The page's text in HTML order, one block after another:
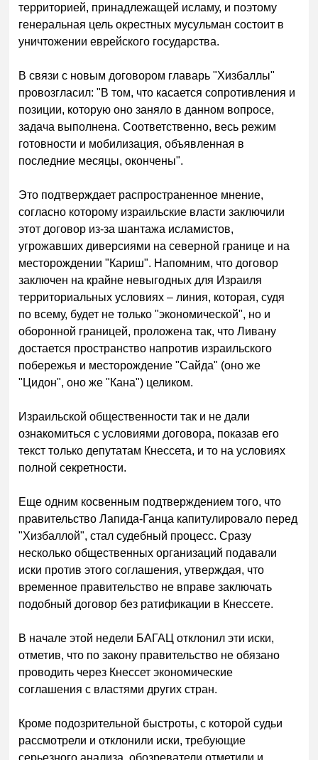
территорией, принадлежащей исламу, и поэтому
генеральная цель окрестных мусульман состоит в
уничтожении еврейского государства.
В связи с новым договором главарь "Хизбаллы"
провозгласил: "В том, что касается сопротивления и
позиции, которую оно заняло в данном вопросе,
задача выполнена. Соответственно, весь режим
готовности и мобилизация, объявленная в
последние месяцы, окончены".
Это подтверждает распространенное мнение,
согласно которому израильские власти заключили
этот договор из-за шантажа исламистов,
угрожавших диверсиями на северной границе и на
месторождении "Кариш". Напомним, что договор
заключен на крайне невыгодных для Израиля
территориальных условиях – линия, которая, судя
по всему, будет не только "экономической", но и
оборонной границей, проложена так, что Ливану
достается пространство напротив израильского
побережья и месторождение "Сайда" (оно же
"Цидон", оно же "Кана") целиком.
Израильской общественности так и не дали
ознакомиться с условиями договора, показав его
текст только депутатам Кнессета, и то на условиях
полной секретности.
Еще одним косвенным подтверждением того, что
правительство Лапида-Ганца капитулировало перед
"Хизбаллой", стал судебный процесс. Сразу
несколько общественных организаций подавали
иски против этого соглашения, утверждая, что
временное правительство не вправе заключать
подобный договор без ратификации в Кнессете.
В начале этой недели БАГАЦ отклонил эти иски,
отметив, что по закону правительство не обязано
проводить через Кнессет экономические
соглашения с властями других стран.
Кроме подозрительной быстроты, с которой судьи
рассмотрели и отклонили иски, требующие
серьезного анализа, обозреватели отметили и